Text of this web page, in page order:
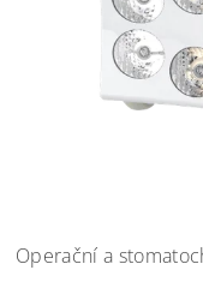
Operační a